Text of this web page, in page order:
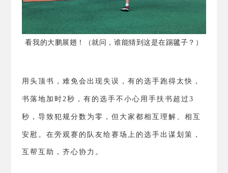
看我的大鹏展翅！（就问，谁能猜到这是在踢毽子？）
用头顶书，难免会出现失误，有的选手跑得太快，
书落地加时 2 秒，有的选手不小心用手扶书超过 3
秒，导致犯规分数为零，但大家都相互理解、相互
安慰。 在旁观赛的队友给赛场上的选手出谋划策，
互帮互助，齐心协力。